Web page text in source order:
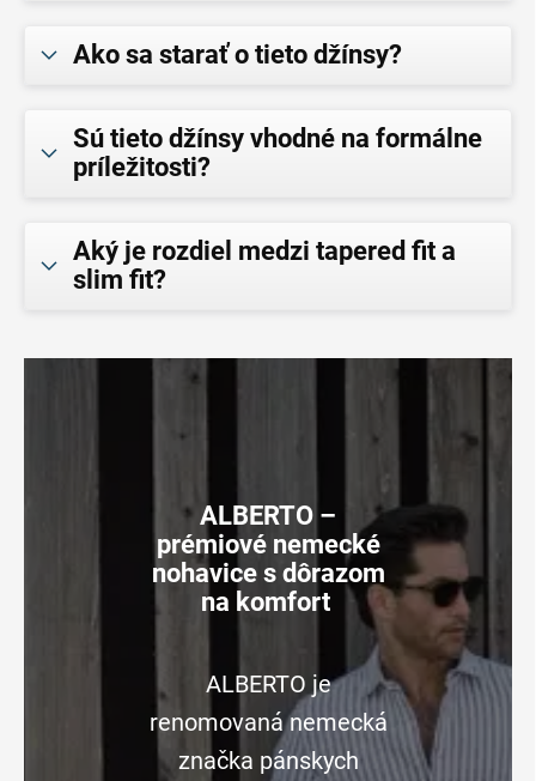
Ako sa starať o tieto džínsy?
Sú tieto džínsy vhodné na formálne
príležitosti?
Aký je rozdiel medzi tapered fit a
slim fit?
ALBERTO –
prémiové nemecké
nohavice s dôrazom
na komfort
ALBERTO je
renomovaná nemecká
značka pánskych